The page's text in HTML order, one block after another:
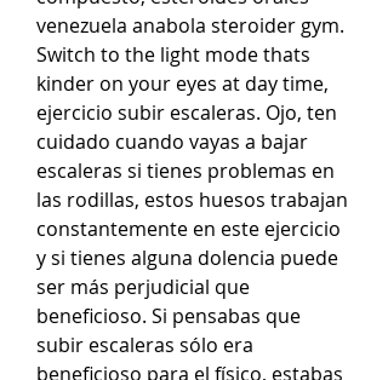
venezuela anabola steroider gym.
Switch to the light mode thats
kinder on your eyes at day time,
ejercicio subir escaleras. Ojo, ten
cuidado cuando vayas a bajar
escaleras si tienes problemas en
las rodillas, estos huesos trabajan
constantemente en este ejercicio
y si tienes alguna dolencia puede
ser más perjudicial que
beneficioso. Si pensabas que
subir escaleras sólo era
beneficioso para el físico, estabas